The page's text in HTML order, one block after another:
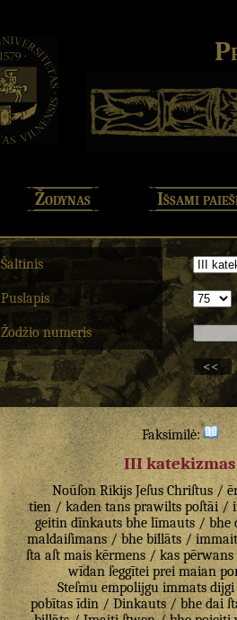
Žodynas Išsami
Šaltinis
Puslapis
Žodžio numeris
<<
Faksimilė:
III katekizmas
Noūſon Rikijs Jeſus Chriſtus/
tien/kaden tans prawilts poſtāi/
geitin dīnkauts bhe līmauts/bhe
maldaiſimans/bhe billāts/
ſta aſt mais kērmens/kas pērwans
wīdan ſeggītei prei maian
Steſmu empolijgu immats dijgi
pobītas īdin/Dinkauts/bhe dai